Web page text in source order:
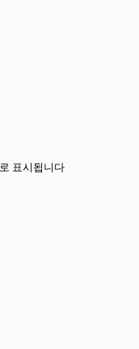
로 표시됩니다